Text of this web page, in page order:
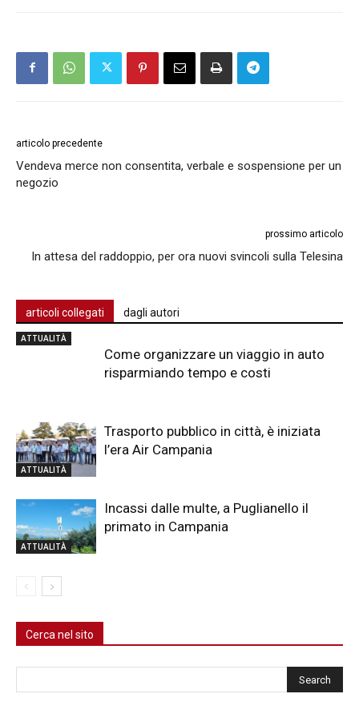
articolo precedente
Vendeva merce non consentita, verbale e sospensione per un
negozio
prossimo articolo
In attesa del raddoppio, per ora nuovi svincoli sulla Telesina
articoli collegati dagli autori
ATTUALITÀ
Come organizzare un viaggio in auto
risparmiando tempo e costi
ATTUALITÀ
Trasporto pubblico in città, è iniziata
l’era Air Campania
ATTUALITÀ
Incassi dalle multe, a Puglianello il
primato in Campania
Cerca nel sito